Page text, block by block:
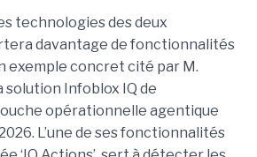
technologies des deux
davantage de fonctionnalités
exemple concret cité par M.
solution Infoblox IQ de
opérationnelle agentique
L’une de ses fonctionnalités